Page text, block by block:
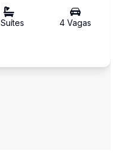
Suítes 4Vagas